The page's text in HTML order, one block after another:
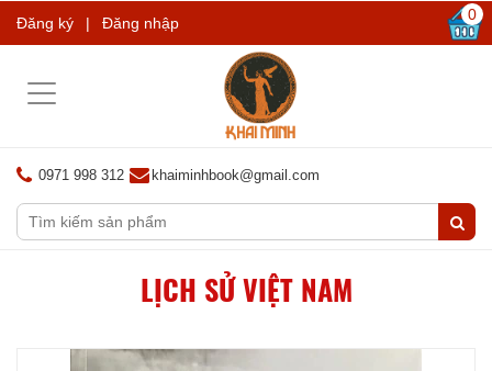
Đăng ký | Đăng nhập 0
Toggle
0971 998 312 khaiminhbook@gmail.com
LỊCH SỬ VIỆT NAM